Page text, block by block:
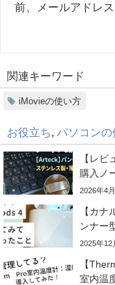
前、メールアドレ
関連キーワード
iMovieの使い方
お役立ち, パソコンの
【レビ
購入ノ
2026年4
【カナ
ンナー
2025年12
【
室内温